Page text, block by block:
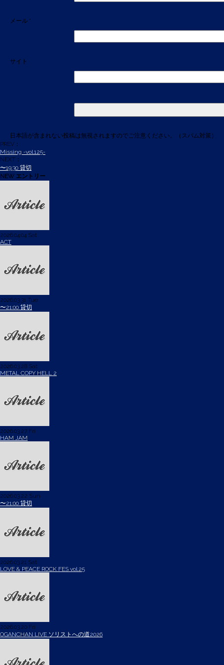
メール *
サイト
日本語が含まれない投稿は無視されますのでご注意ください。（スパム対策）
PREV：
Missing -vol.125-
NEXT：
〜19:30 貸切
NEW エントリー
2026.04.04 Sat
ACT
2026.03.31 Tue
〜21:00 貸切
2026.03.28 Sat
METAL COPY HELL 2
2026.03.27 Fri
HAM JAM
2026.03.22 Sun
〜21:00 貸切
2026.03.21 Sat
LOVE & PEACE ROCK FES vol.25
2026.03.20 Fri
OGANCHAN LIVE ソリストへの道2026